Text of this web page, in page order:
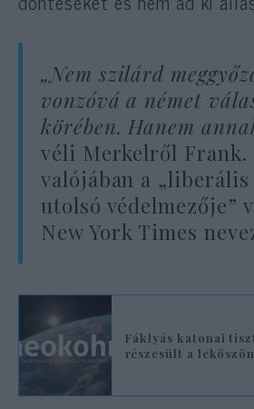
„Nem szilárd
vonzóvá a német
körében. Hanem
véli Merkelről Frank.
valójában a
utolsó védelmezője”
New York Times
Fáklyás katonai
részesült a